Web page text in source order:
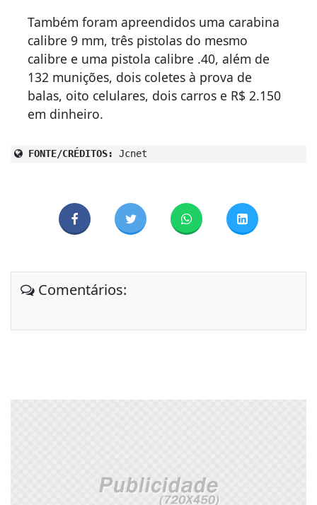
Também foram apreendidos uma carabina
calibre 9 mm, três pistolas do mesmo
calibre e uma pistola calibre .40, além de
132 munições, dois coletes à prova de
balas, oito celulares, dois carros e R$ 2.150
em dinheiro.
FONTE/CRÉDITOS: Jcnet
Comentários: